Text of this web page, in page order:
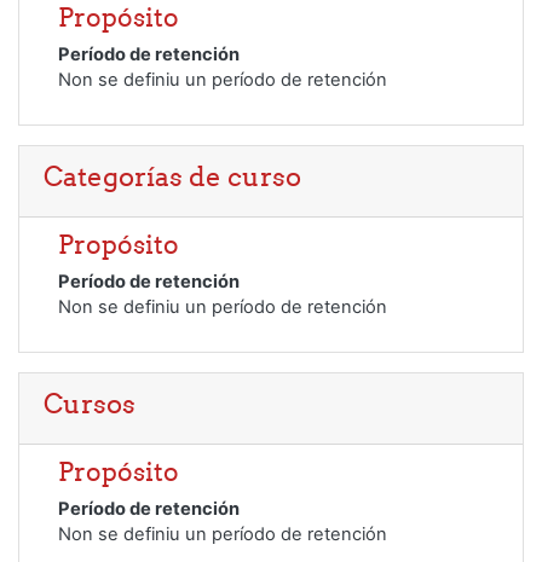
Propósito
Período de retención
Non se definiu un período de retención
Categorías de curso
Propósito
Período de retención
Non se definiu un período de retención
Cursos
Propósito
Período de retención
Non se definiu un período de retención